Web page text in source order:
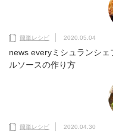
簡単レシピ 2020.05.04
news everyミシュランシ
ルソースの作り方
簡単レシピ 2020.04.30